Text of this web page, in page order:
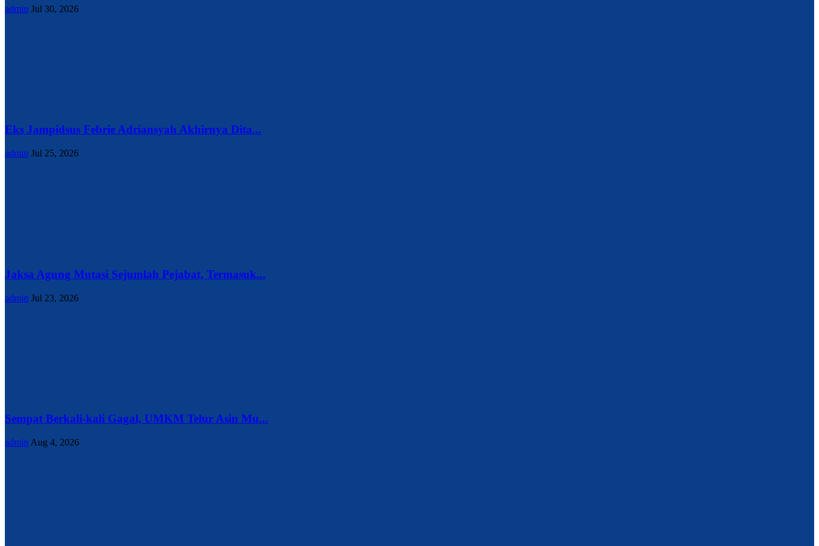
admin Jul 30, 2026
Eks Jampidsus Febrie Adriansyah Akhirnya Dita...
admin Jul 25, 2026
Jaksa Agung Mutasi Sejumlah Pejabat, Termasuk...
admin Jul 23, 2026
Sempat Berkali-kali Gagal, UMKM Telur Asin Mu...
admin Aug 4, 2026